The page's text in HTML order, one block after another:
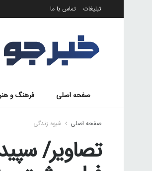
تبلیغات تماس با ما
صفحه اصلی فرهنگ و هنر
صفحه اصلی شیوه زندگی
تصاویر/